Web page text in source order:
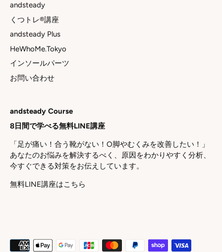
andsteady
くつトレ®講座
andsteady Plus
HeWhoMe.Tokyo
インソールパーツ
お問い合わせ
andsteady Course
8日間で学べる無料LINE講座
「足が痛い！合う靴がない！O脚やむくみを改善したい！」
あなたのお悩みを解決するべく、原因をわかりやすく分析、
今すぐできる対策をお伝えしています。
無料LINE講座はこちら